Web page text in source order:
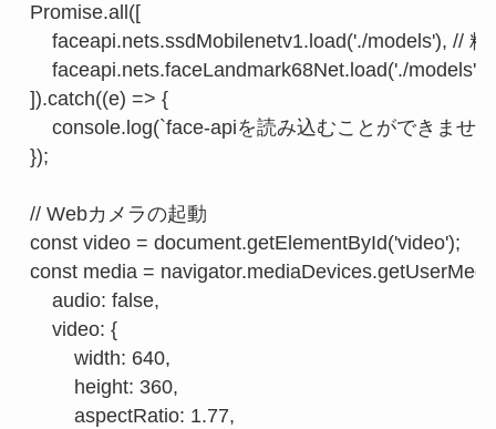
Promise.all([
faceapi.nets.ssdMobilenetv1.load('./models'), //
faceapi.nets.faceLandmark68Net.load('./
]).catch((e) => {
console.log(`face-apiを読み込むことができませ
});
// Webカメラの起動
const video = document.getElementById('video');
const media =
    audio: false,
    video: {
        width: 640,
        height: 360,
        aspectRatio: 1.77,